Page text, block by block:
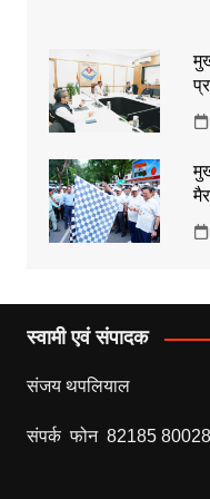
स्वामी एवं संपादक
संजय थपलियाल
संपर्क फोन 82185 80028